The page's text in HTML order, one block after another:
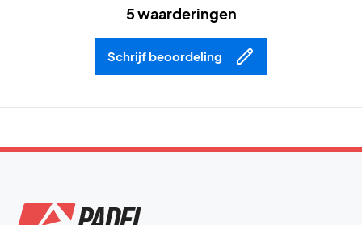
5 waarderingen
Schrijf beoordeling